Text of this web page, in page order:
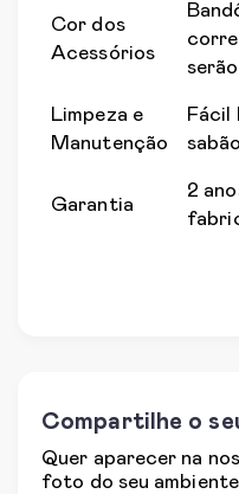
Cor dos
Acessórios
Limpeza e
Manutenção
Fácil
Garantia
2
Compartilhe o
Quer aparecer na
foto do seu